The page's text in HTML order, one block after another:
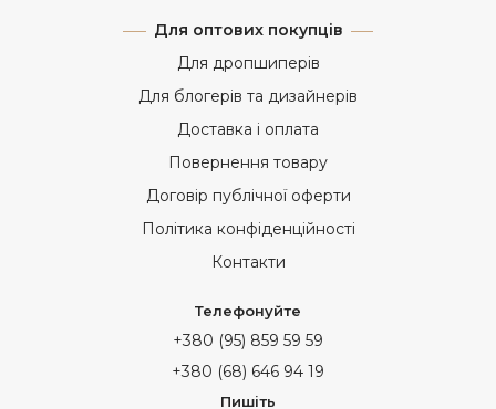
Для оптових покупців
Для дропшиперів
Для блогерів та дизайнерів
Доставка і оплата
Повернення товару
Договір публічної оферти
Політика конфіденційності
Контакти
Телефонуйте
+380 (95) 859 59 59
+380 (68) 646 94 19
Пишіть